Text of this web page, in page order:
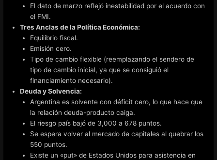
El dato de marzo reflejó inestabilidad por el acuerdo con
el FMI.
Tres Anclas de la Política Económica:
Equilibrio fiscal.
Emisión cero.
Tipo de cambio flexible (reemplazando el sendero de
tipo de cambio inicial, ya que se consiguió el
financiamiento necesario).
Deuda y Solvencia:
Argentina es solvente con déficit cero, lo que hace que
la relación deuda-producto caiga.
El riesgo país bajó de 3,000 a 678 puntos.
Se espera volver al mercado de capitales al quebrar los
550 puntos.
Existe un «put» de Estados Unidos para asistencia en